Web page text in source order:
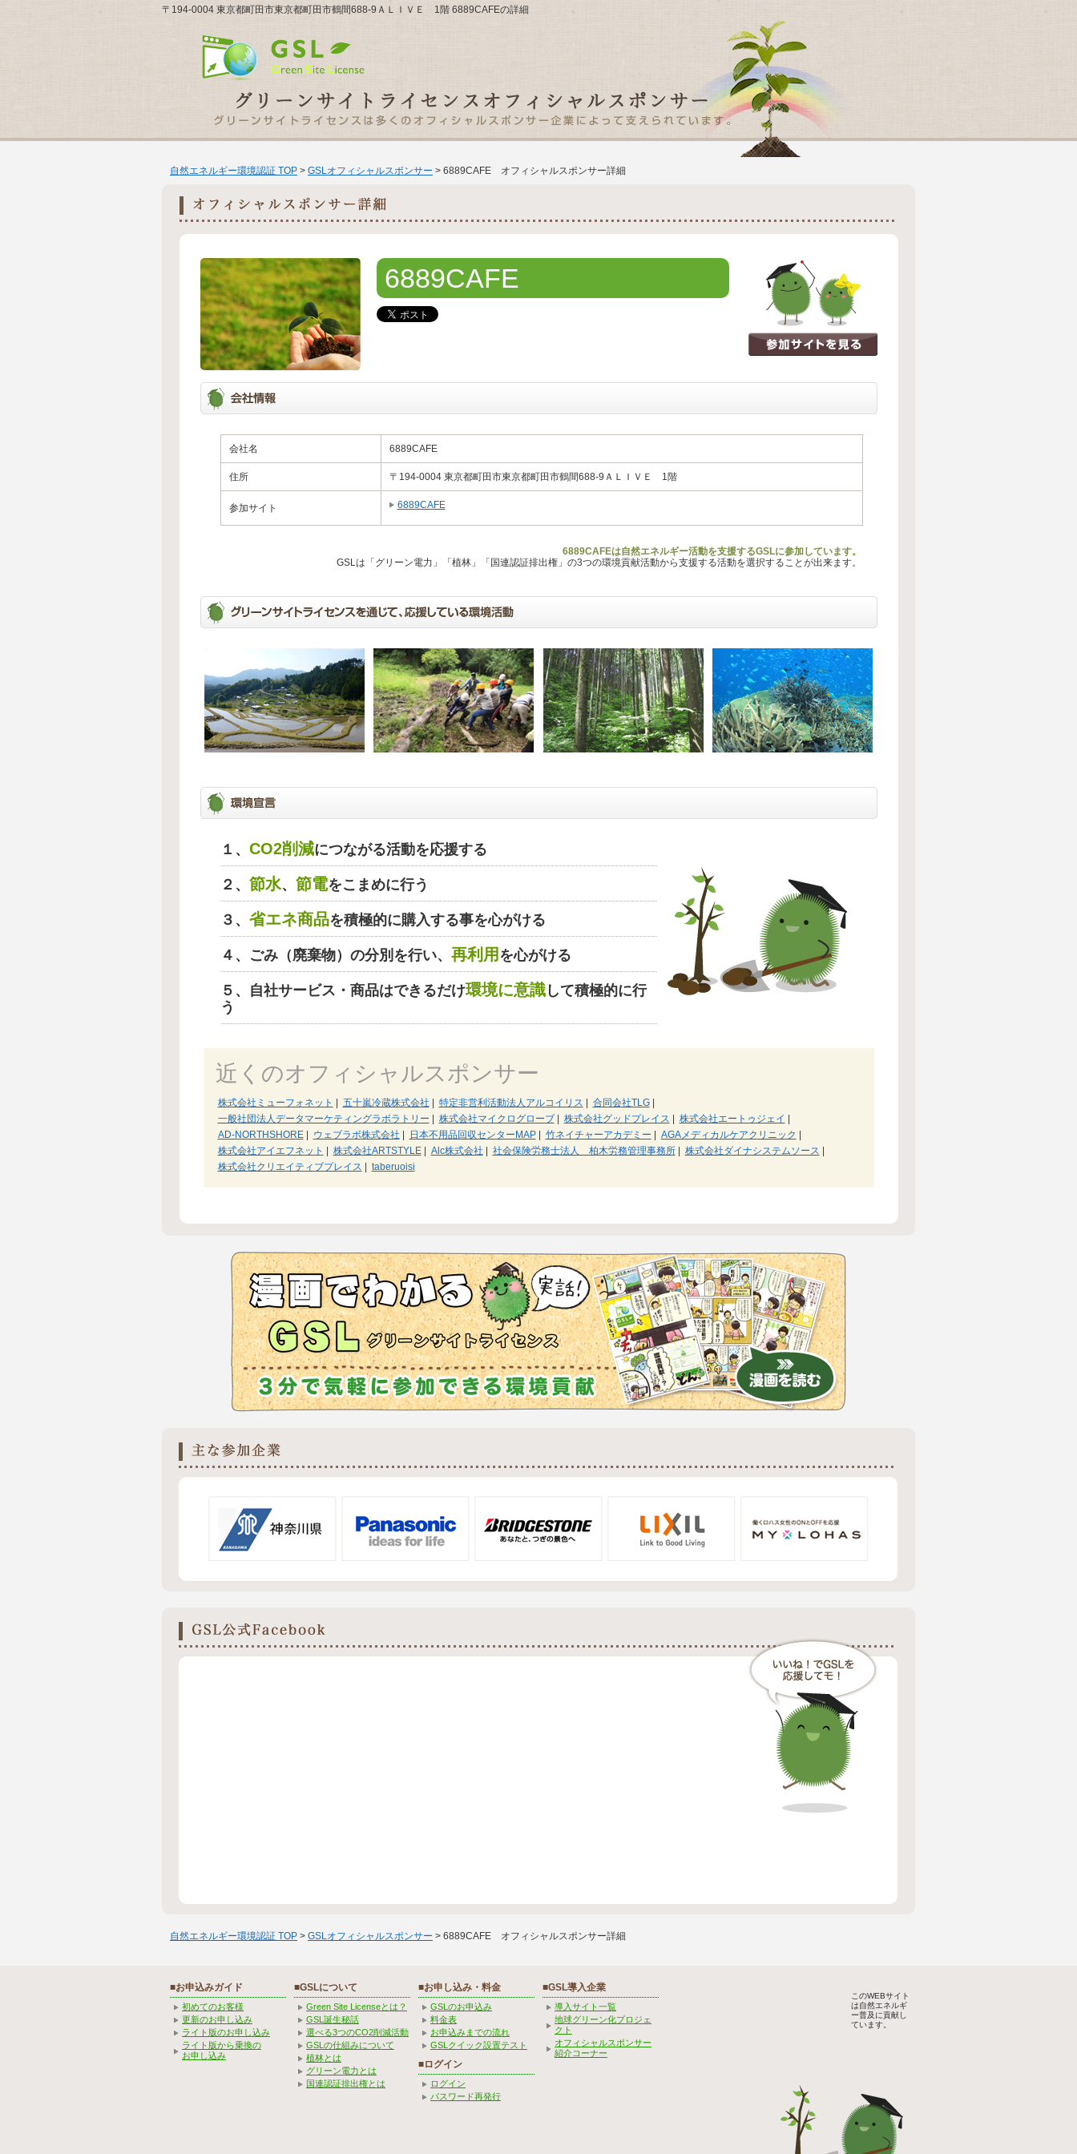
〒194-0004 東京都町田市東京都町田市鶴間688-9ＡＬＩＶＥ 1階 6889CAFEの詳細
自然エネルギー環境認証 TOP > GSLオフィシャルスポンサー > 6889CAFE オフィシャルスポンサー詳細
6889CAFE
会社名 6889CAFE
住所 〒194-0004 東京都町田市東京都町田市鶴間688-9ＡＬＩＶＥ 1階
参加サイト 6889CAFE
6889CAFEは自然エネルギー活動を支援するGSLに参加しています。
GSLは「グリーン電力」「植林」「国連認証排出権」の3つの環境貢献活動から支援する活動を選択することが出来ます。
１、 CO2削減につながる活動を応援する
２、 節水、 節電をこまめに行う
３、 省エネ商品を積極的に購入する事を心がける
４、ごみ（廃棄物）の分別を行い、 再利用 を心がける
５、自社サービス・商品はできるだけ環境に意識して積極的に行
う
近くのオフィシャルスポンサー
株式会社ミューフォネット 五十嵐冷蔵株式会社 特定非営利活動法人アルコイリス 合同会社TLG|
一般社団法人データマーケティングラボラトリー
株式会社マイクログローブ| 株式会社グッドプレイス 株式会社エートゥジェイ
AD-NORTHSHORE| ウェブラボ株式会社 日本不用品回収センターMAP| 竹ネイチャーアカデミー AGAメディカルケアクリニック
株式会社アイエフネット
株式会社ARTSTYLE| Alc株式会社 社会保険労務士法人 柏木労務管理事務所| 株式会社ダイナシステムソース
株式会社クリエイティブプレイス
taberuoisi
自然エネルギー環境認証 TOP > GSLオフィシャルスポンサー > 6889CAFE オフィシャルスポンサー詳細
■お申込みガイド
初めてのお客様
更新のお申し込み
ライト版のお申し込み
ライト版から乗換の
お申し込み
■GSLについて
Green Site Licenseとは？
GSL誕生秘話
選べる3つのCO2削減活動
GSLの仕組みについて
植林とは
グリーン電力とは
国連認証排出権とは
■お申し込み・料金
GSLのお申込み
料金表
お申込みまでの流れ
GSLクイック設置テスト
■ログイン
ログイン
パスワード再発行
■GSL導入企業
導入サイト一覧
地球グリーン化プロジェ
クト
オフィシャルスポンサー
紹介コーナー
このWEBサイト
は自然エネルギ
ー普及に貢献し
ています。